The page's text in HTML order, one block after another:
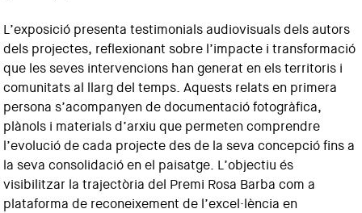
L’exposició presenta testimonials audiovisuals dels autors
dels projectes, reflexionant sobre l’impacte i transformació
que les seves intervencions han generat en els territoris i
comunitats al llarg del temps. Aquests relats en primera
persona s’acompanyen de documentació fotogràfica,
plànols i materials d’arxiu que permeten comprendre
l’evolució de cada projecte des de la seva concepció fins a
la seva consolidació en el paisatge. L’objectiu és
visibilitzar la trajectòria del Premi Rosa Barba com a
plataforma de reconeixement de l’excel·lència en